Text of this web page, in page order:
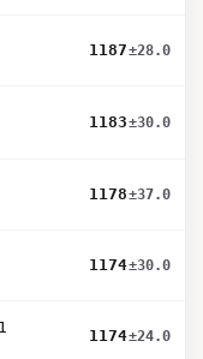
1187±28.0
1183±30.0
1178±37.0
1174±30.0
1174±24.0